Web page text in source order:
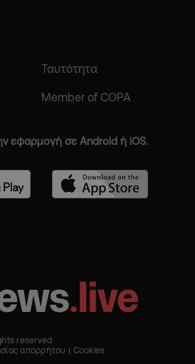
Ταυτότητα
Member of COPA
εφαρμογή σε Android ή iOS.
reserved
απορρήτου Cookies